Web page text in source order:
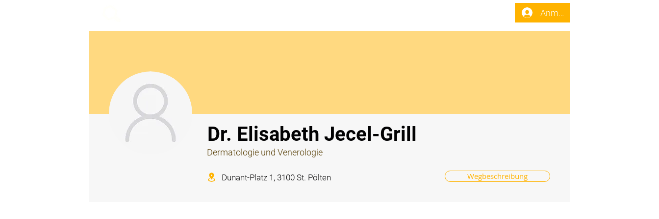
Anmelden
Dr. Elisabeth Jecel-Grill
Dermatologie und Venerologie
Wegbeschreibung
Dunant-Platz 1, 3100 St. Pölten